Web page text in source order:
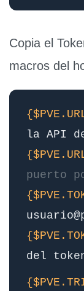
Copia el
macros del
la API
puerto
del